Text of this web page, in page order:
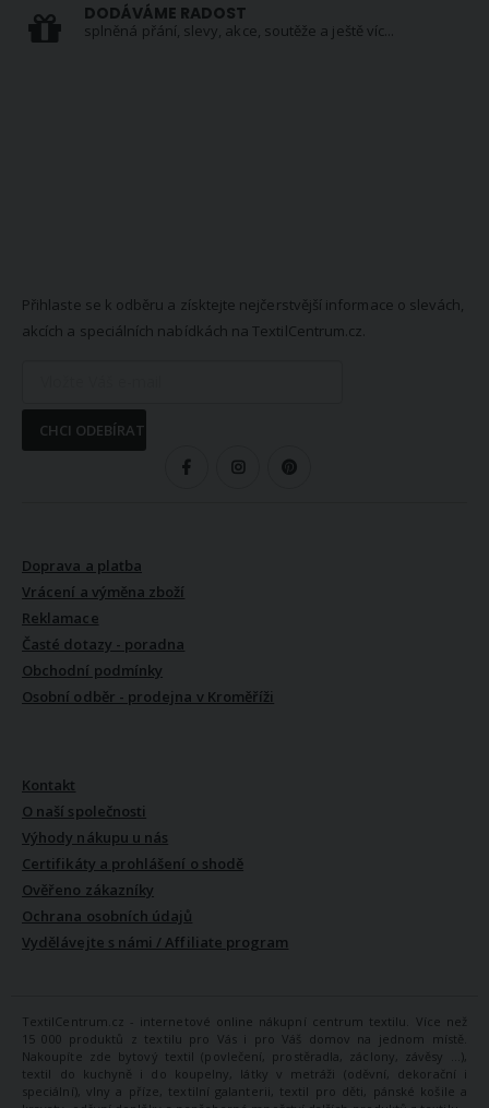
DODÁVÁME RADOST
splněná přání, slevy, akce, soutěže a ještě víc...
Přihlaste se k odběru a získtejte nejčerstvější informace o slevách,
akcích a speciálních nabídkách na TextilCentrum.cz.
CHCI ODEBÍRAT
Doprava a platba
Vrácení a výměna zboží
Reklamace
Časté dotazy - poradna
Obchodní podmínky
Osobní odběr - prodejna v Kroměříži
Kontakt
O naší společnosti
Výhody nákupu u nás
Certifikáty a prohlášení o shodě
Ověřeno zákazníky
Ochrana osobních údajů
Vydělávejte s námi / Affiliate program
TextilCentrum.cz - internetové online nákupní centrum textilu. Více než
15 000 produktů z textilu pro Vás i pro Váš domov na jednom místě.
Nakoupíte zde bytový textil (povlečení, prostěradla, záclony, závěsy ...),
textil do kuchyně i do koupelny, látky v metráži (oděvní, dekorační i
speciální), vlny a příze, textilní galanterii, textil pro děti, pánské košile a